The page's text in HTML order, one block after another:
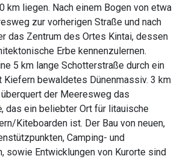
km liegen. Nach einem Bogen von etwa
zur vorherigen Straße und nach
das Zentrum des Ortes Kintai, dessen
Erbe kennenzulernen.
5 km lange Schotterstraße durch ein
Kiefern bewaldetes Dünenmassiv. 3 km
der Meeresweg das
das ein beliebter Ort für litauische
Kiteboarden ist. Der Bau von neuen,
Camping- und
sowie Entwicklungen von Kurorte sind